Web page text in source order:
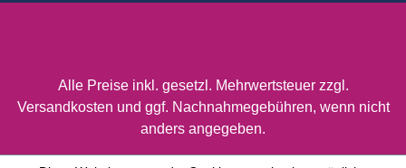
Alle Preise inkl. gesetzl. Mehrwertsteuer zzgl.
Versandkosten und ggf. Nachnahmegebühren, wenn nicht
anders angegeben.